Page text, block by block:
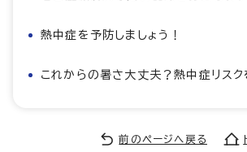
熱中症を予防しましょう！
これからの暑さ大丈夫？熱中症リスク
前のページへ戻る